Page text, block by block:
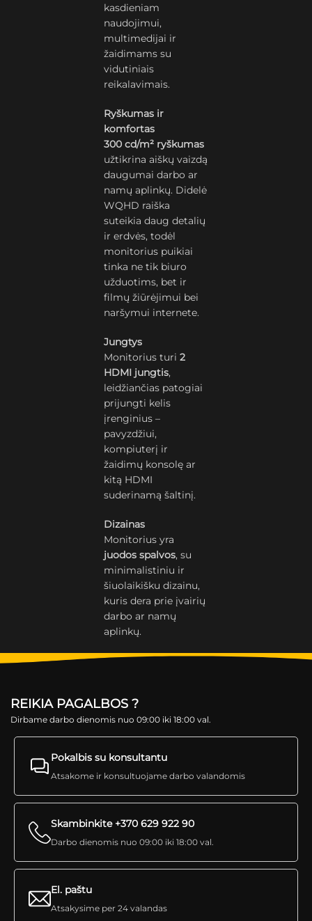
kasdieniam
naudojimui,
multimedijai ir
žaidimams su
vidutiniais
reikalavimais.
Ryškumas ir
komfortas
300 cd/m² ryškumas
užtikrina aiškų vaizdą
daugumai darbo ar
namų aplinkų. Didelė
WQHD raiška
suteikia daug detalių
ir erdvės, todėl
monitorius puikiai
tinka ne tik biuro
užduotims, bet ir
filmų žiūrėjimui bei
naršymui internete.
Jungtys
Monitorius turi2
HDMI jungtis,
leidžiančias patogiai
prijungti kelis
įrenginius –
pavyzdžiui,
kompiuterį ir
žaidimų konsolę ar
kitą HDMI
suderinamą šaltinį.
Dizainas
Monitorius yra
juodos spalvos, su
minimalistiniu ir
šiuolaikišku dizainu,
kuris dera prie įvairių
darbo ar namų
aplinkų.
REIKIA PAGALBOS ?
Dirbame darbo dienomis nuo 09:00 iki 18:00 val.
Pokalbis su konsultantu
Atsakome ir konsultuojame darbo valandomis
Skambinkite +370 629 922 90
Darbo dienomis nuo 09:00 iki 18:00 val.
El. paštu
Atsakysime per 24 valandas